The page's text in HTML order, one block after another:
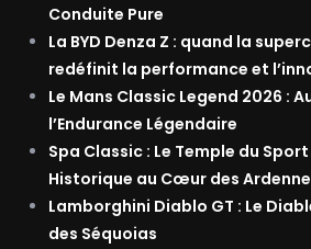
Conduite Pure
La BYD Denza Z : quand la
redéfinit la performance et
Le Mans Classic Legend 2026 :
l’Endurance Légendaire
Spa Classic : Le Temple du
Historique au Cœur des
Lamborghini Diablo GT : Le
des Séquoias